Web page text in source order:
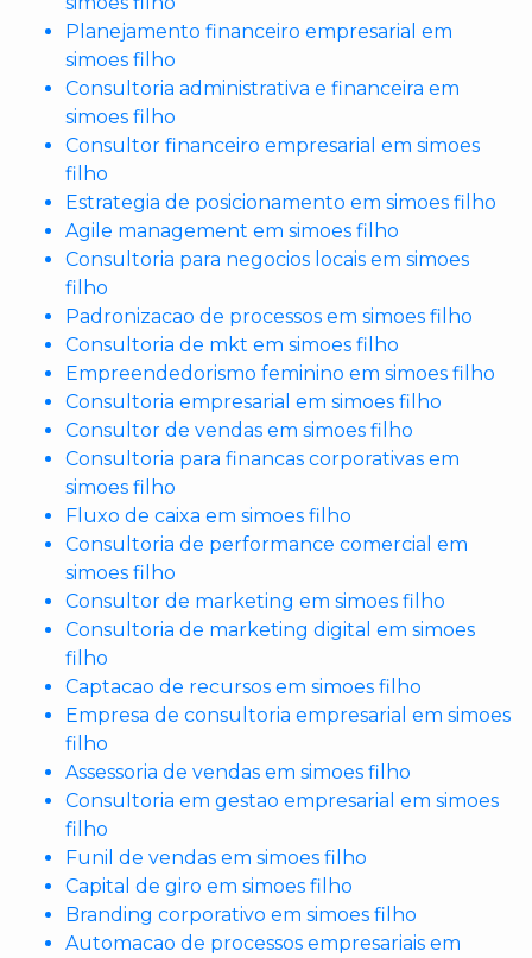
Planejamento financeiro empresarial em
simoes filho
Consultoria administrativa e financeira em
simoes filho
Consultor financeiro empresarial em simoes
filho
Estrategia de posicionamento em simoes filho
Agile management em simoes filho
Consultoria para negocios locais em simoes
filho
Padronizacao de processos em simoes filho
Consultoria de mkt em simoes filho
Empreendedorismo feminino em simoes filho
Consultoria empresarial em simoes filho
Consultor de vendas em simoes filho
Consultoria para financas corporativas em
simoes filho
Fluxo de caixa em simoes filho
Consultoria de performance comercial em
simoes filho
Consultor de marketing em simoes filho
Consultoria de marketing digital em simoes
filho
Captacao de recursos em simoes filho
Empresa de consultoria empresarial em simoes
filho
Assessoria de vendas em simoes filho
Consultoria em gestao empresarial em simoes
filho
Funil de vendas em simoes filho
Capital de giro em simoes filho
Branding corporativo em simoes filho
Automacao de processos empresariais em